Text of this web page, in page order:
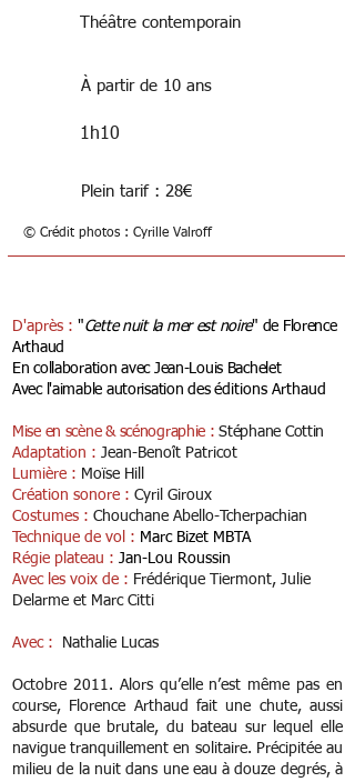
Théâtre contemporain
À partir de 10 ans
1h10
Plein tarif : 28€
© Crédit photos : Cyrille Valroff
D'après : "Cette nuit la mer est noire" de Florence
Arthaud
En collaboration avec Jean-Louis Bachelet
Avec l'aimable autorisation des éditions Arthaud
Mise en scène & scénographie : Stéphane Cottin
Adaptation : Jean-Benoît Patricot
Lumière : Moïse Hill
Création sonore : Cyril Giroux
Costumes : Chouchane Abello-Tcherpachian
Technique de vol : Marc Bizet MBTA
Régie plateau : Jan-Lou Roussin
Avec les voix de : Frédérique Tiermont, Julie
Delarme et Marc Citti
Avec : Nathalie Lucas
Octobre 2011. Alors qu’elle n’est même pas en
course, Florence Arthaud fait une chute, aussi
absurde que brutale, du bateau sur lequel elle
navigue tranquillement en solitaire. Précipitée au
milieu de la nuit dans une eau à douze degrés, à